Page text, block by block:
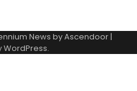
News byAscendoor|
WordPress.